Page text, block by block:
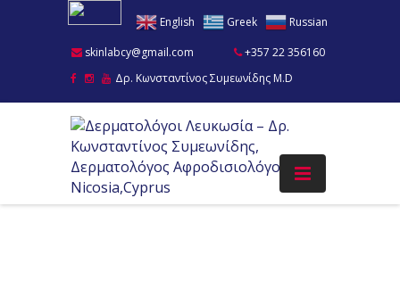
English Greek
Russian
skinlabcy@gmail.com
+357 22 356160
Δρ. Κωνσταντίνος Συμεωνίδης M.D